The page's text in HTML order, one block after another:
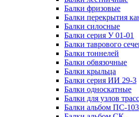
Балки фризовые
Балки перекрытия
Балки силосные
Балки серия У 01-01
Балки таврового
Балки тоннелей
Балки обвязочные
Балки крыльца
Балки серия ИИ 29-3
Балки односкатные
Балки для узлов
Балки альбом ПС-103